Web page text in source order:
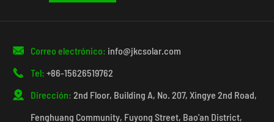
 Correo electrónico: info@jkcsolar.com
 Tel: +86-15626519762
 Dirección: 2nd Floor, Building A, No. 207, Xingye 2nd Road,
Fenghuang Community, Fuyong Street, Bao'an District,